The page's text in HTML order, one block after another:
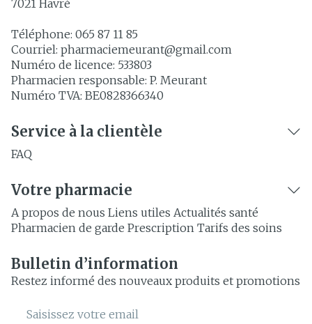
7021 Havré
Téléphone: 065 87 11 85
Courriel: pharmaciemeurant@gmail.com
Numéro de licence: 533803
Pharmacien responsable: P. Meurant
Numéro TVA: BE0828366340
Service à la clientèle
FAQ
Votre pharmacie
A propos de nous Liens utiles Actualités santé
Pharmacien de garde Prescription Tarifs des soins
Bulletin d’information
Restez informé des nouveaux produits et promotions
Adresse mail